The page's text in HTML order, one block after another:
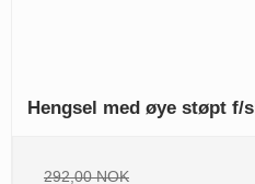
Hengsel med øye støpt f/
292,00 NOK